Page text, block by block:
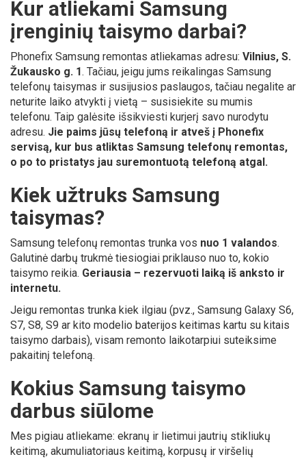
Kur atliekami Samsung
įrenginių taisymo darbai?
Phonefix Samsung remontas atliekamas adresu: Vilnius, S.
Žukausko g. 1. Tačiau, jeigu jums reikalingas Samsung
telefonų taisymas ir susijusios paslaugos, tačiau negalite ar
neturite laiko atvykti į vietą – susisiekite su mumis
telefonu. Taip galėsite išsikviesti kurjerį savo nurodytu
adresu. Jie paims jūsų telefoną ir atveš į Phonefix
servisą, kur bus atliktas Samsung telefonų remontas,
o po to pristatys jau suremontuotą telefoną atgal.
Kiek užtruks Samsung
taisymas?
Samsung telefonų remontas trunka vos nuo 1 valandos.
Galutinė darbų trukmė tiesiogiai priklauso nuo to, kokio
taisymo reikia. Geriausia – rezervuoti laiką iš anksto ir
internetu.
Jeigu remontas trunka kiek ilgiau (pvz., Samsung Galaxy S6,
S7, S8, S9 ar kito modelio baterijos keitimas kartu su kitais
taisymo darbais), visam remonto laikotarpiui suteiksime
pakaitinį telefoną.
Kokius Samsung taisymo
darbus siūlome
Mes pigiau atliekame: ekranų ir lietimui jautrių stikliukų
keitimą, akumuliatoriaus keitimą, korpusų ir viršelių